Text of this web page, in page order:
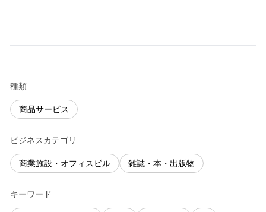
種類
商品サービス
ビジネスカテゴリ
商業施設・オフィスビル 雑誌・本・出版物
キーワード